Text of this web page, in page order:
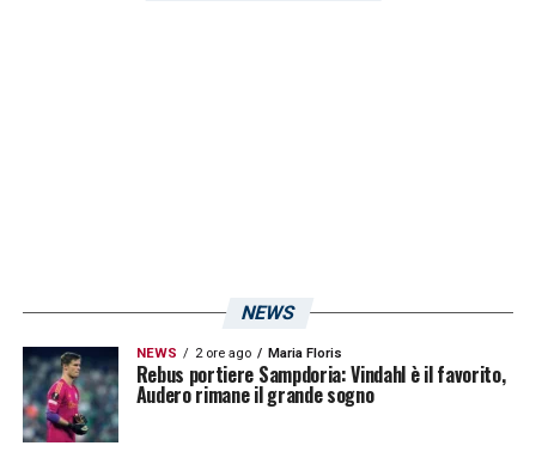
NEWS
NEWS 2 ore ago Maria Floris
Rebus portiere Sampdoria: Vindahl è il favorito,
Audero rimane il grande sogno